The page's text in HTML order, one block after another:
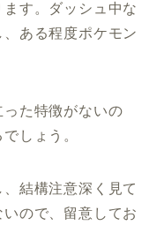
す。ダッシュ中な
ある程度ポケモン
た特徴がないの
しょう。
結構注意深く見て
ので、留意してお